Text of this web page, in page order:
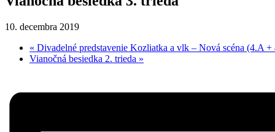
10. decembra 2019
« Divadelné predstavenie Kozliatka a vlk – Nová scéna (4.A +
Vianočná besiedka 2. trieda »